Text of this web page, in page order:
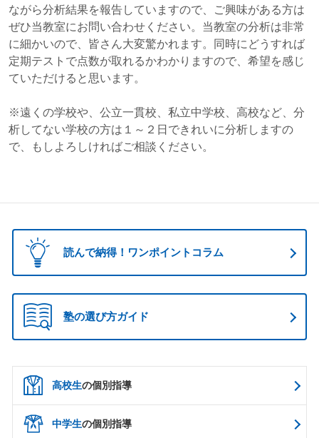
ながら分析結果を報告していますので、ご興味がある方は
ぜひ当教室にお問い合わせください。当教室の分析は非常
に細かいので、皆さん大変驚かれます。同時にどうすれば
定期テストで点数が取れるかわかりますので、希望を感じ
ていただけると思います。
※遠くの学校や、公立一貫校、私立中学校、高校など、分
析してない学校の方は１～２日できれいに分析しますの
で、もしよろしければご相談ください。
読んで納得！ワンポイントコラム
塾の選び方ガイド
高校生の個別指導
中学生の個別指導